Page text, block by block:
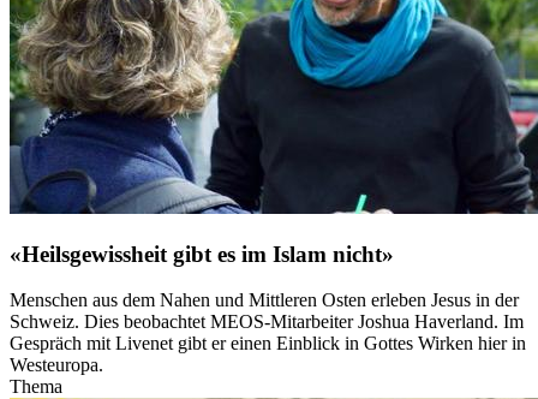
«Heilsgewissheit gibt es im Islam nicht»
Menschen aus dem Nahen und Mittleren Osten erleben Jesus in der
Schweiz. Dies beobachtet MEOS-Mitarbeiter Joshua Haverland. Im
Gespräch mit Livenet gibt er einen Einblick in Gottes Wirken hier in
Westeuropa.
Thema